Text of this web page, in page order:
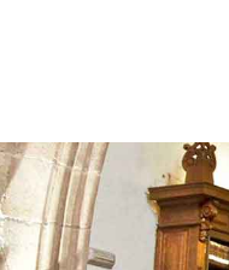
DE LETRA